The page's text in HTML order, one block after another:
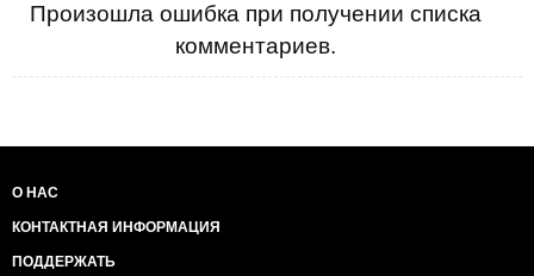
Произошла ошибка при получении списка
комментариев.
О НАС
КОНТАКТНАЯ ИНФОРМАЦИЯ
ПОДДЕРЖАТЬ